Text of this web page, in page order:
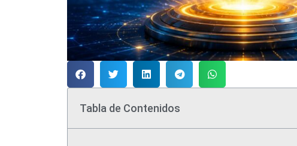
Tabla de Contenidos